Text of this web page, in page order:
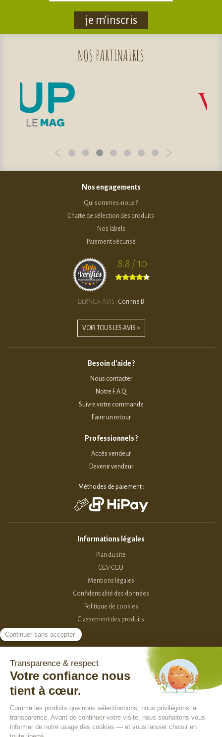
je m'inscris
NOS PARTENAIRES
Nos engagements
Qui sommes-nous ?
Charte de sélection des produits
Nos labels
Paiement sécurisé
8.8 / 10
DERNIER AVIS : Corinne B.
VOIR TOUS LES AVIS >
Besoin d'aide ?
Nous contacter
Notre F.A.Q
Suivre votre commande
Faire un retour
Professionnels ?
Accès vendeur
Devenir vendeur
Méthodes de paiement :
Informations légales
Plan du site
CGV-CGU
Mentions légales
Confidentialité des données
Politique de cookies
Classement des produits
ACCÈS VENDEURS